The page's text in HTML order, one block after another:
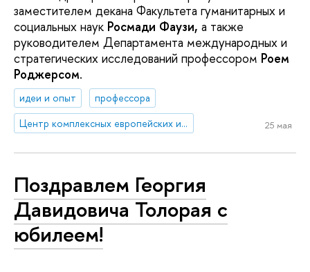
заместителем декана Факультета гуманитарных и
социальных наук Росмади Фаузи, а также
руководителем Департамента международных и
стратегических исследований профессором Роем
Роджерсом.
идеи и опыт
профессора
Центр комплексных европейских и международных исследований (ЦКЕМИ)
25 мая
Поздравлем Георгия
Давидовича Толорая с
юбилеем!